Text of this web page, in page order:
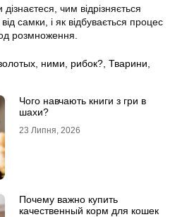
чим відрізняється
самки, і як відбувається процес
розмноження.
ними рибок? Тварини
Чого навчають книги з гри в
шахи?
23 Липня, 2026
Почему важно купить
качественный корм для кошек